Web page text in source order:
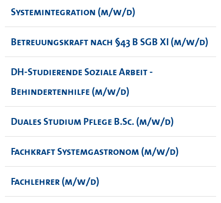
Systemintegration (m/w/d)
Betreuungskraft nach §43 B SGB XI (m/w/d)
DH-Studierende Soziale Arbeit -
Behindertenhilfe (m/w/d)
Duales Studium Pflege B.Sc. (m/w/d)
Fachkraft Systemgastronom (m/w/d)
Fachlehrer (m/w/d)